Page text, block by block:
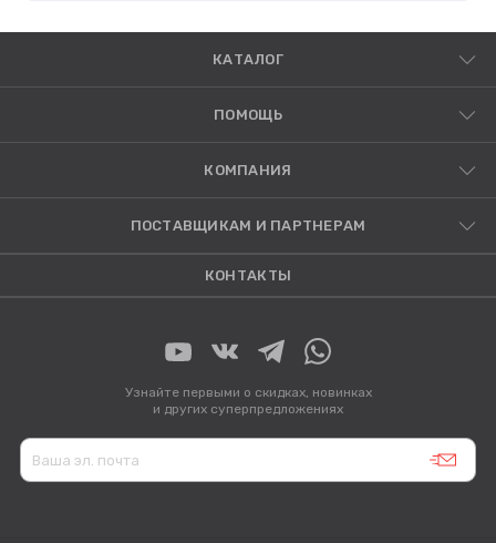
КАТАЛОГ
ПОМОЩЬ
КОМПАНИЯ
ПОСТАВЩИКАМ И ПАРТНЕРАМ
КОНТАКТЫ
Узнайте первыми о скидках, новинках
и других суперпредложениях